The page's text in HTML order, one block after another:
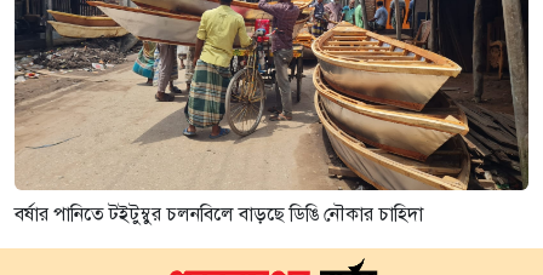
বর্ষার পানিতে টইটুম্বুর চলনবিলে বাড়ছে ডিঙি নৌকার চাহিদা